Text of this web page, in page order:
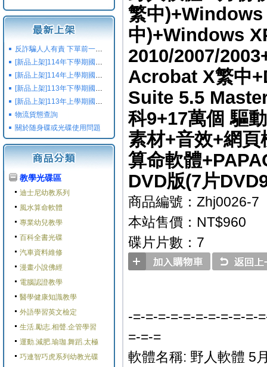
反詐騙人人有責 下單前一定要注意
[新品上架]114年下學期國小國中高中命題光碟,校用卷,習作
[新品上架]114年上學期國小國中高中命題光碟,校用卷,習作
[新品上架]113年下學期國小國中高中命題光碟,校用卷,習作
[新品上架]113年上學期國小國中高中命題光碟,校用卷,習作
物流貨態查詢
關於随身碟或光碟使用問題
教學光碟區
迪士尼幼教系列
風水算命軟體
專業幼兒教學
百科全書光碟
汽車資料維修
漫畫小說佛經
電腦認證教學
醫學健康知識教學
外語學習英文檢定
生活.勵志.相聲.企管學習
運動.減肥.瑜珈.舞蹈.太極
巧連智巧虎系列幼教光碟
繁中)+Windows
中)+Windows
2010/2007/
Acrobat X繁中
Suite 5.5
科9+17萬個 驅
素材+音效+網
算命軟體
DVD版(7片
商品編號：Zhj0026-7
本站售價：NT$960
碟片片數：7
-=-=-=-=-=-=-=-=-=-=-
=-=-=
軟體名稱: 野人軟體 5